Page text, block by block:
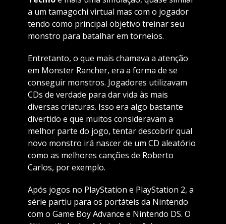
a um tamagochi virtual mas com o jogador
tendo como principal objetivo treinar seu
monstro para batalhar em torneios.
Entretanto, o que mais chamava a atenção
em Monster Rancher, era a forma de se
conseguir monstros. Jogadores utilizavam
CDs de verdade para dar vida às mais
diversas criaturas. Isso era algo bastante
divertido e que muitos consideravam a
melhor parte do jogo, tentar descobrir qual
novo monstro irá nascer de um CD aleatório
como as melhores canções de Roberto
Carlos, por exemplo.
Após jogos no PlayStation e PlayStation 2, a
série partiu para os portáteis da Nintendo
com o Game Boy Advance e Nintendo DS. O